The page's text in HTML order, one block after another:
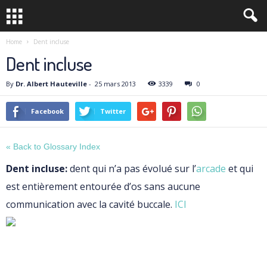
Home Dent incluse
Dent incluse
By Dr. Albert Hauteville - 25 mars 2013 3339 0
Facebook Twitter
« Back to Glossary Index
Dent incluse:dent qui n’a pas évolué sur l’arcade et qui
est entièrement entourée d’os sans aucune
communication avec la cavité buccale. ICI